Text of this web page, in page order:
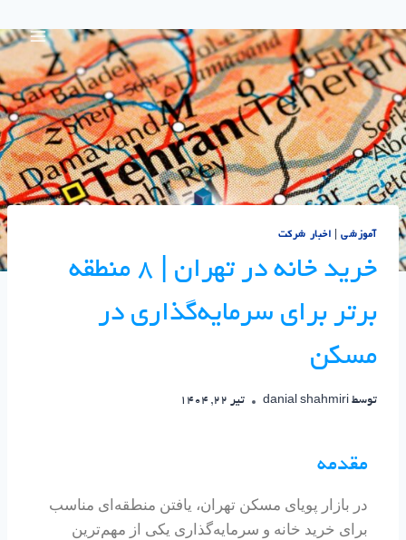
آموزشی| اخبار شرکت
خرید خانه در تهران | ۸ منطقه
برتر برای سرمایه‌گذاری در
مسکن
توسط danial shahmiri تیر 22, 1404
مقدمه
در بازار پویای مسکن تهران، یافتن منطقه‌ای مناسب
برای خرید خانه و سرمایه‌گذاری یکی از مهم‌ترین